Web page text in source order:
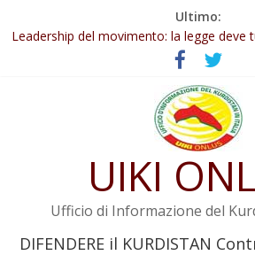
Ultimo:
Abdullah Öcalan: Le legge negativa deve
legge positiva
Leadership del movimento: la legge deve
Commissione donne del KNK: Şengal è di
Non tenere conto della situazione di
Il KNK chiede un’azione internazionale
UIKI
Ufficio di Informazione del
DIFENDERE il KURDISTAN